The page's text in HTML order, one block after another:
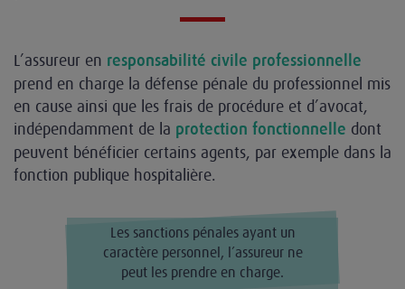
L’assureur en responsabilité civile professionnelle
prend en charge la défense pénale du professionnel mis
en cause ainsi que les frais de procédure et d’avocat,
indépendamment de la protection fonctionnelle dont
peuvent bénéficier certains agents, par exemple dans la
fonction publique hospitalière.
Les sanctions pénales ayant un
caractère personnel, l’assureur ne
peut les prendre en charge.